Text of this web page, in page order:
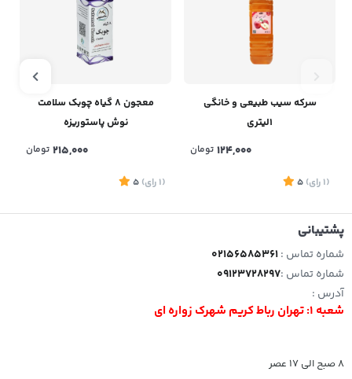
سرکه سیب طبیعی و خانگی
1لیتری
124,000 تومان
(1 رای)
5
معجون 8 گیاه چوبک سلامت
نوش پاستوریزه
215,000 تومان
(1 رای)
5
پشتیبانی
شماره تماس :02156585361
شماره تماس :09123728297
آدرس :
شعبه 1: تهران رباط کریم شهرک زواره ای
8 صبح الی 17 عصر